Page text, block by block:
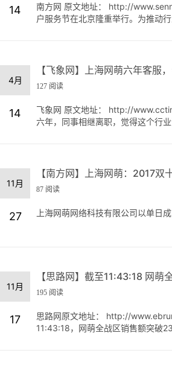
14
南方网 原文地址： http://
户服务节在北京隆重举行。为推动
4月
14
【飞象网】上海网萌六年客服
127 阅读
飞象网 原文地址： http://
六年，同事相继离职，觉得这个行
11月
27
【南方网】上海网萌：2017双
87 阅读
上海网萌网络科技有限公司以单日
11月
17
【思路网】截至11:43:18 网萌
195 阅读
思路网原文地址： http://
11:43:18，网萌全战区销售额突破